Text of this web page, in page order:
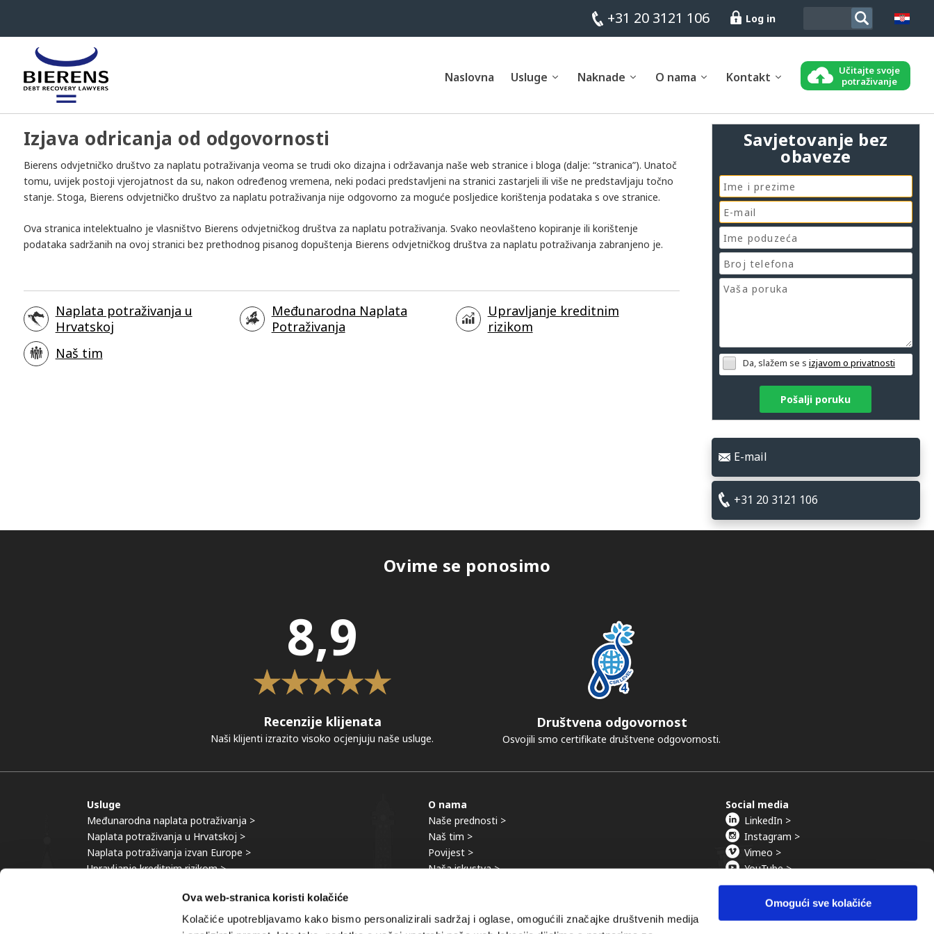
Ova web-stranica koristi kolačiće
Kolačiće upotrebljavamo kako bismo personalizirali sadržaj i oglase, omogućili značajke društvenih medija
Omogući sve kolačiće
+31 20 3121 106 Log in
Naslovna Usluge Naknade O nama Kontakt
Učitajte svoje
potraživanje
Izjava odricanja od odgovornosti
Bierens odvjetničko društvo za naplatu potraživanja veoma se trudi oko dizajna i održavanja naše web stranice i bloga (dalje: “stranica”). Unatoč
tomu, uvijek postoji vjerojatnost da su, nakon određenog vremena, neki podaci predstavljeni na stranici zastarjeli ili više ne predstavljaju točno
stanje. Stoga, Bierens odvjetničko društvo za naplatu potraživanja nije odgovorno za moguće posljedice korištenja podataka s ove stranice.
Ova stranica intelektualno je vlasništvo Bierens odvjetničkog društva za naplatu potraživanja. Svako neovlašteno kopiranje ili korištenje
podataka sadržanih na ovoj stranici bez prethodnog pisanog dopuštenja Bierens odvjetničkog društva za naplatu potraživanja zabranjeno je.
Savjetovanje bez
obaveze
Da, slažem se s izjavom o privatnosti
Pošalji poruku
E-mail
+31 20 3121 106
Naplata potraživanja u
Hrvatskoj
Međunarodna Naplata
Potraživanja
Upravljanje kreditnim
rizikom
Naš tim
Ovime se ponosimo
8,9
Recenzije klijenata
Naši klijenti izrazito visoko ocjenjuju naše usluge.
Društvena odgovornost
Osvojili smo certifikate društvene odgovornosti.
Usluge
Međunarodna naplata potraživanja >
Naplata potraživanja u Hrvatskoj >
Naplata potraživanja izvan Europe >
Upravljanje kreditnim rizikom >
O nama
Naše prednosti >
Naš tim >
Povijest >
Naša iskustva >
Social media
LinkedIn >
Instagram >
Vimeo >
YouTube >